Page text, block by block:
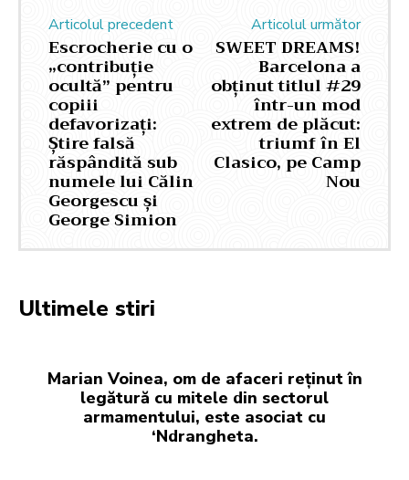
Articolul precedent
Escrocherie cu o
„contribuție
ocultă” pentru
copiii
defavorizați:
Știre falsă
răspândită sub
numele lui Călin
Georgescu și
George Simion
Articolul următor
SWEET DREAMS!
Barcelona a
obținut titlul #29
într-un mod
extrem de plăcut:
triumf în El
Clasico, pe Camp
Nou
Ultimele stiri
Marian Voinea, om de afaceri reținut în
legătură cu mitele din sectorul
armamentului, este asociat cu
‘Ndrangheta.